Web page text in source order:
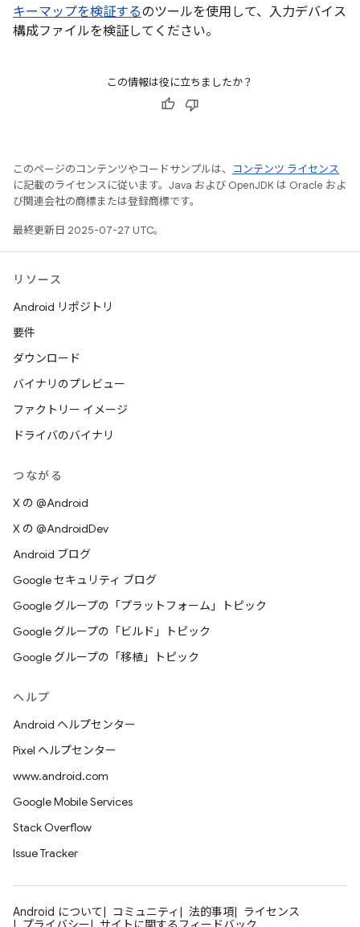
キーマップを検証するのツールを使用して、入力デバイス
構成ファイルを検証してください。
この情報は役に立ちましたか？
このページのコンテンツやコードサンプルは、
コンテンツ ライセンス
に記載のライセンスに従います。Java および OpenJDK は Oracle およ
び関連会社の商標または登録商標です。
最終更新日 2025-07-27 UTC。
リソース
Android リポジトリ
要件
ダウンロード
バイナリのプレビュー
ファクトリー イメージ
ドライバのバイナリ
つながる
X の @Android
X の @AndroidDev
Android ブログ
Google セキュリティ ブログ
Google グループの「プラットフォーム」トピック
Google グループの「ビルド」トピック
Google グループの「移植」トピック
ヘルプ
Android ヘルプセンター
Pixel ヘルプセンター
www.android.com
Google Mobile Services
Stack Overflow
Issue Tracker
Android について コミュニティ 法的事項
ライセンス